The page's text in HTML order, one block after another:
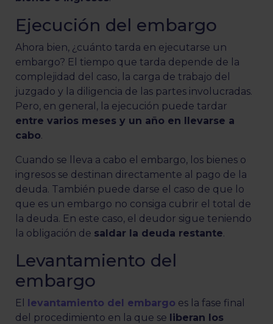
Ejecución del embargo
Ahora bien, ¿cuánto tarda en ejecutarse un
embargo? El tiempo que tarda depende de la
complejidad del caso, la carga de trabajo del
juzgado y la diligencia de las partes involucradas.
Pero, en general, la ejecución puede tardar
entre varios meses y un año en llevarse a
cabo.
Cuando se lleva a cabo el embargo, los bienes o
ingresos se destinan directamente al pago de la
deuda. También puede darse el caso de que lo
que es un embargo no consiga cubrir el total de
la deuda. En este caso, el deudor sigue teniendo
la obligación de saldar la deuda restante.
Levantamiento del
embargo
El levantamiento del embargo es la fase final
del procedimiento en la que se liberan los